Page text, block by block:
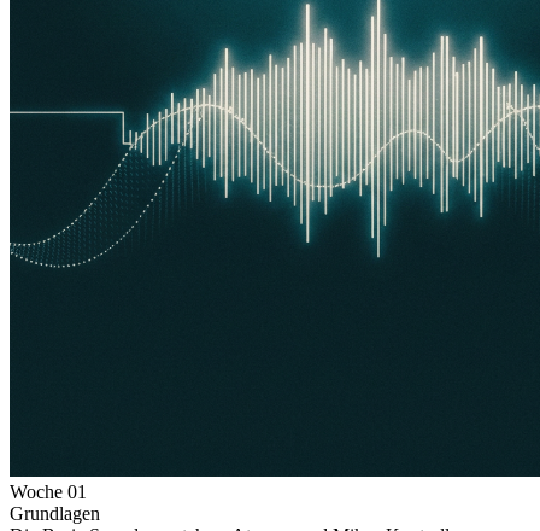
Woche 01
Grundlagen